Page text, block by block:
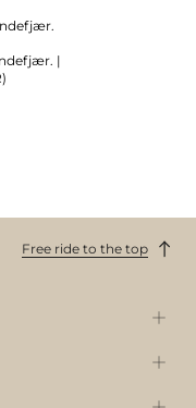
|
Free ride to the top